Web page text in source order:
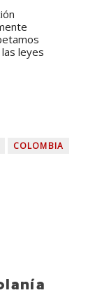
leyes
COLOMBIA